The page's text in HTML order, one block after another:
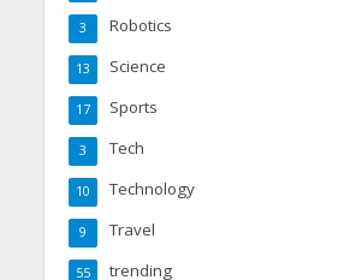
Robotics
3
Science
13
Sports
17
Tech
3
Technology
10
Travel
9
trending
55